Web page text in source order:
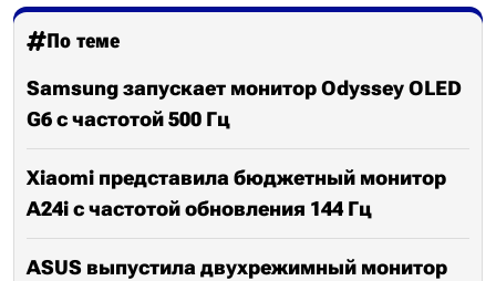
По теме
Samsung запускает монитор Odyssey OLED
G6 с частотой 500 Гц
Xiaomi представила бюджетный монитор
A24i с частотой обновления 144 Гц
ASUS выпустила двухрежимный монитор